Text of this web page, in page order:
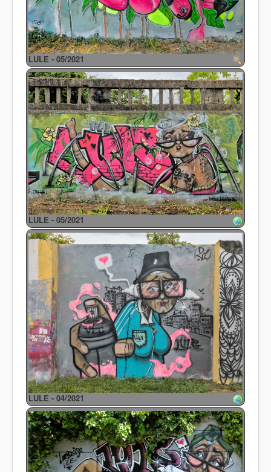
LULE - 05/2021
LULE - 05/2021
LULE - 04/2021